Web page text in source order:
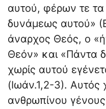
αυτού, φέρων τε τα
δυνάμεως αυτού»
άναρχος Θεός, ο
Θεόν» και «Πάντα
χωρίς αυτού
(Ιωάν.1,2-3). Αυτός
ανθρωπίνου